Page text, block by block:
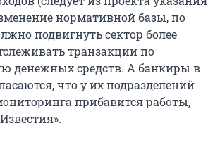
нормативной базы, по
подвигнуть сектор более
транзакции по
денежных средств. А банкиры в
что у их подразделений
прибавится работы,